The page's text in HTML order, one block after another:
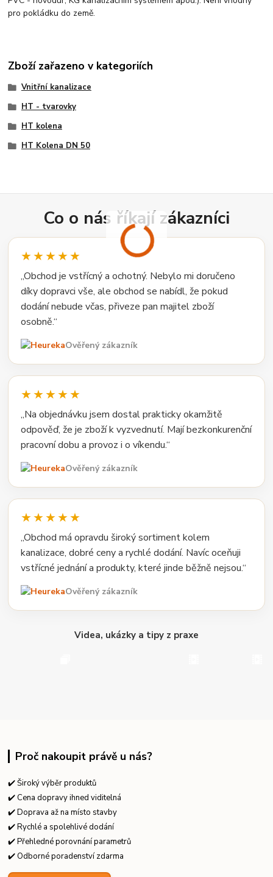
pro pokládku do země.
Zboží zařazeno v kategoriích
Vnitřní kanalizace
HT - tvarovky
HT kolena
HT Kolena DN 50
Co o nás říkají zákazníci
★★★★★
„Obchod je vstřícný a ochotný. Nebylo mi doručeno
díky dopravci vše, ale obchod se nabídl, že pokud
dodání nebude včas, přiveze pan majitel zboží
osobně.“
Ověřený zákazník
★★★★★
„Na objednávku jsem dostal prakticky okamžitě
odpověď, že je zboží k vyzvednutí. Mají bezkonkurenční
pracovní dobu a provoz i o víkendu.“
Ověřený zákazník
★★★★★
„Obchod má opravdu široký sortiment kolem
kanalizace, dobré ceny a rychlé dodání. Navíc oceňuji
vstřícné jednání a produkty, které jinde běžně nejsou.“
Ověřený zákazník
Videa, ukázky a tipy z praxe
Proč nakoupit právě u nás?
✔️ Široký výběr produktů
✔️ Cena dopravy ihned viditelná
✔️ Doprava až na místo stavby
✔️ Rychlé a spolehlivé dodání
✔️ Přehledné porovnání parametrů
✔️ Odborné poradenství zdarma